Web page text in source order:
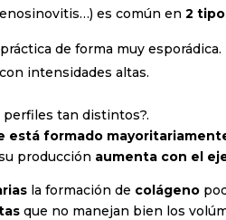
es común en 2
de forma muy esporádica.
intensidades altas.
perfiles tan distintos?.
está formado
producción aumenta con el
la formación de colágeno
que no manejan bien los